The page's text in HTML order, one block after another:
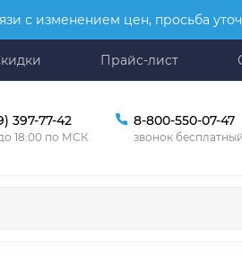
с изменением цен, просьба
Прайс-лист
397-77-42
18:00 по МСК
8-800-550-07-47
звонок бесплатный